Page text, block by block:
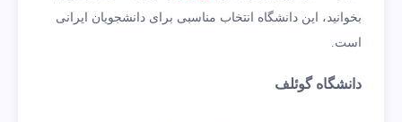
بخوانید، این دانشگاه انتخاب مناسبی برای دانشجویان ایرانی
است.
دانشگاه گوئلف